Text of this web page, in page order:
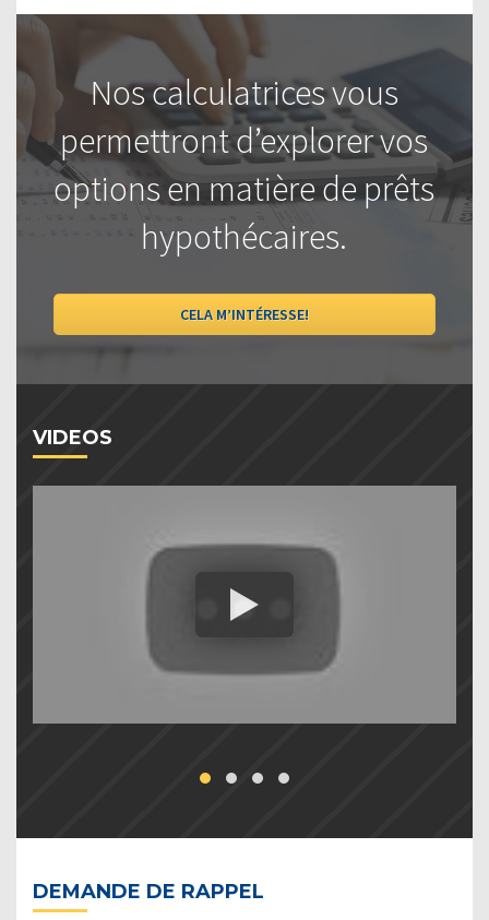
Nos calculatrices vous
permettront d’explorer vos
options en matière de prêts
hypothécaires.
CELA M’INTÉRESSE!
VIDEOS
DEMANDE DE RAPPEL